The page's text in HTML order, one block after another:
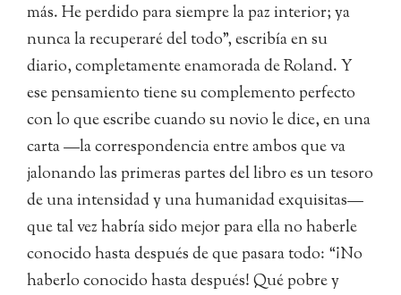
más. He perdido para siempre la paz interior; ya
nunca la recuperaré del todo”, escribía en su
diario, completamente enamorada de Roland. Y
ese pensamiento tiene su complemento perfecto
con lo que escribe cuando su novio le dice, en una
carta —la correspondencia entre ambos que va
jalonando las primeras partes del libro es un tesoro
de una intensidad y una humanidad exquisitas—
que tal vez habría sido mejor para ella no haberle
conocido hasta después de que pasara todo: “¡No
haberlo conocido hasta después! Qué pobre y